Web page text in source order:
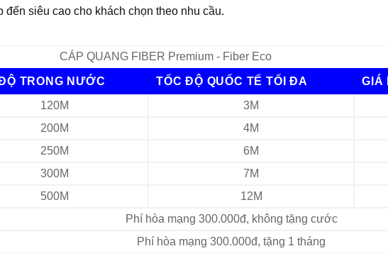
đến siêu cao cho khách chọn theo nhu cầu.
CÁP QUANG FIBER Premium - Fiber Eco
TRONG NƯỚC TỐC ĐỘ QUỐC TẾ TỐI ĐA
GIÁ
120M 3M
200M 4M
250M 6M
300M 7M
500M 12M
Phí hòa mạng 300.000đ, không tặng cước
Phí hòa mạng 300.000đ, tặng 1 tháng